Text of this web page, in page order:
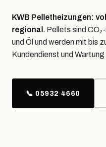
KWB Pelletheizungen:
regional. Pellets sind
und Öl und werden mit bis
Kundendienst und
📞 05932 4660